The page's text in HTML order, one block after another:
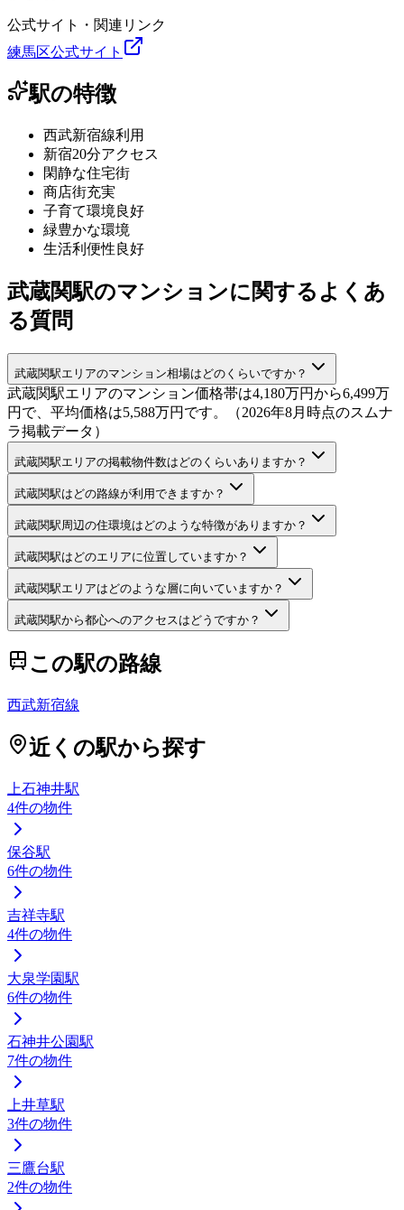
公式サイト・関連リンク
練馬区公式サイト
駅の特徴
西武新宿線利用
新宿20分アクセス
閑静な住宅街
商店街充実
子育て環境良好
緑豊かな環境
生活利便性良好
武蔵関駅のマンションに関するよくあ
る質問
武蔵関駅エリアのマンション相場はどのくらいですか？
武蔵関駅エリアのマンション価格帯は4,180万円から6,499万
円で、平均価格は5,588万円です。（2026年8月時点のスムナ
ラ掲載データ）
武蔵関駅エリアの掲載物件数はどのくらいありますか？
武蔵関駅はどの路線が利用できますか？
武蔵関駅周辺の住環境はどのような特徴がありますか？
武蔵関駅はどのエリアに位置していますか？
武蔵関駅エリアはどのような層に向いていますか？
武蔵関駅から都心へのアクセスはどうですか？
この駅の路線
西武新宿線
近くの駅から探す
上石神井駅
4件の物件
保谷駅
6件の物件
吉祥寺駅
4件の物件
大泉学園駅
6件の物件
石神井公園駅
7件の物件
上井草駅
3件の物件
三鷹台駅
2件の物件